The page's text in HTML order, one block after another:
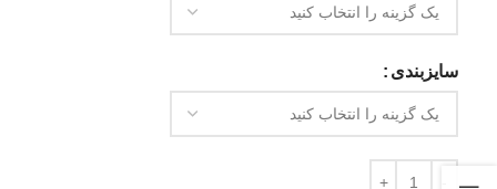
سایزبندی